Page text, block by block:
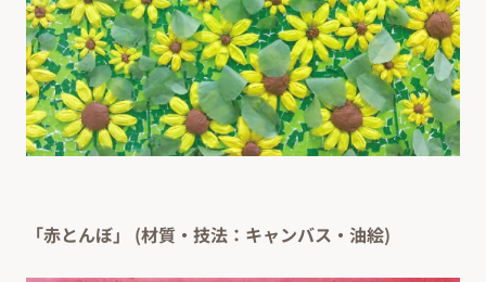
「赤とんぼ」 (材質・技法：キャンバス・油絵)